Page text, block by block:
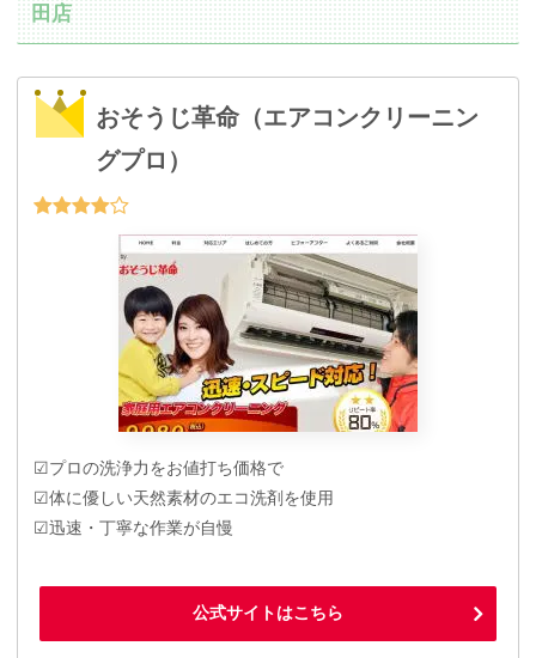
田店
おそうじ革命（エアコンクリーニン
グプロ）
☑プロの洗浄力をお値打ち価格で
☑体に優しい天然素材のエコ洗剤を使用
☑迅速・丁寧な作業が自慢
公式サイトはこちら